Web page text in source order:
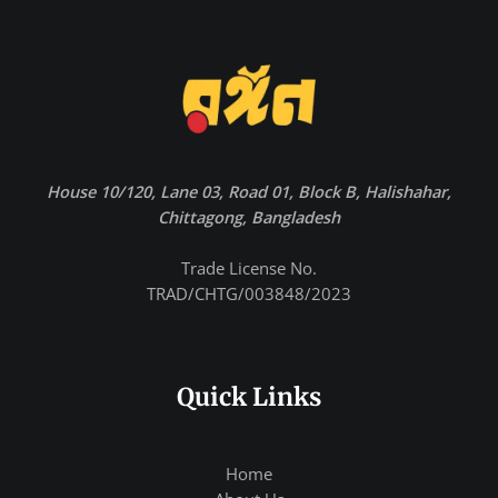
House 10/120, Lane 03, Road 01, Block B, Halishahar,
Chittagong, Bangladesh
Trade License No.
TRAD/CHTG/003848/2023
Quick Links
Home